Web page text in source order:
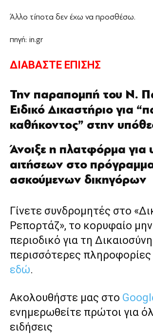
Άλλο τίποτα δεν έχω να προσθέσω.
πηγή: in.gr
ΔΙΑΒΑΣΤΕ ΕΠΙΣΗΣ
Την παραπομπή του Ν.
Ειδικό Δικαστήριο για
καθήκοντος” στην
Άνοιξε η πλατφόρμα για
αιτήσεων στο
ασκούμενων δικηγόρων
Γίνετε συνδρομητές στο
Ρεπορτάζ», το κορυφαίο
περιοδικό για τη
περισσότερες
εδώ.
Ακολουθήστε μας στο
ενημερωθείτε πρώτοι για
ειδήσεις